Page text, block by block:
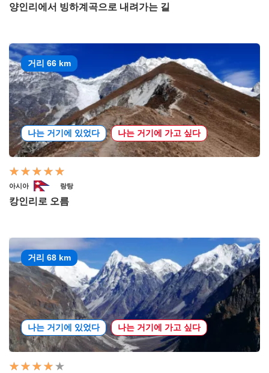
양인리에서 빙하계곡으로 내려가는 길
거리 66 km
나는 거기에 있었다 나는 거기에 가고 싶다
아시아 랑탕
캉인리로 오름
거리 68 km
나는 거기에 있었다 나는 거기에 가고 싶다